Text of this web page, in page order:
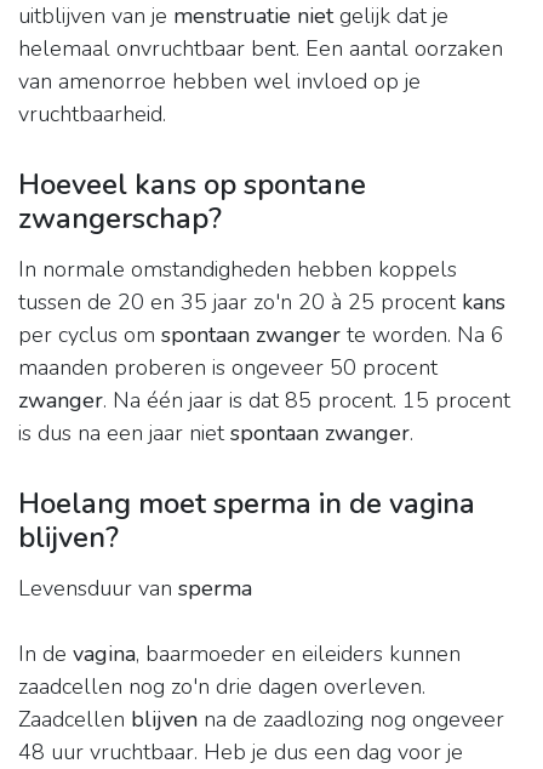
uitblijven van je menstruatie nietgelijk dat je
helemaal onvruchtbaar bent. Een aantal oorzaken
van amenorroe hebben wel invloed op je
vruchtbaarheid.
Hoeveel kans op spontane
zwangerschap?
In normale omstandigheden hebben koppels
tussen de 20 en 35 jaar zo'n 20 à 25 procent kans
per cyclus om spontaan zwanger te worden. Na 6
maanden proberen is ongeveer 50 procent
zwanger. Na één jaar is dat 85 procent. 15 procent
is dus na een jaar nietspontaan zwanger.
Hoelang moet sperma in de vagina
blijven?
Levensduur van sperma
In de vagina, baarmoeder en eileiders kunnen
zaadcellen nog zo'n drie dagen overleven.
Zaadcellen blijven na de zaadlozing nog ongeveer
48 uur vruchtbaar. Heb je dus een dag voor je